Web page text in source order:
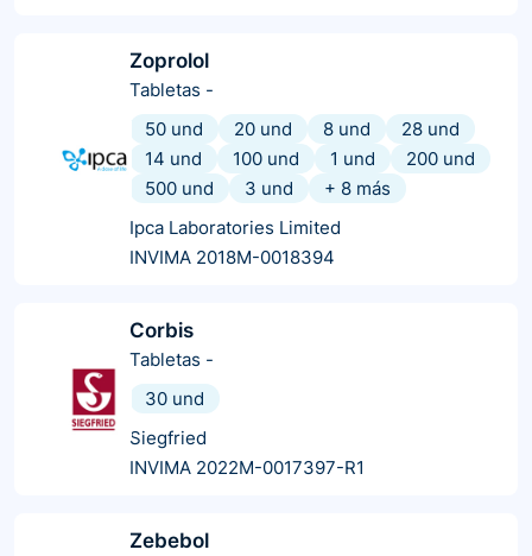
Zoprolol
Tabletas -
50 und
20 und 8 und
28 und
14 und
100 und 1 und
200 und
500 und
3 und + 8 más
Ipca Laboratories Limited
INVIMA 2018M-0018394
Corbis
Tabletas -
30 und
Siegfried
INVIMA 2022M-0017397-R1
Zebebol